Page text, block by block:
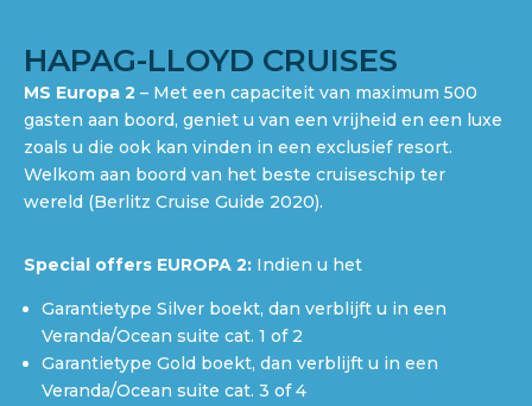
HAPAG-LLOYD CRUISES
MS Europa 2 – Met een capaciteit van maximum 500
gasten aan boord, geniet u van een vrijheid en een luxe
zoals u die ook kan vinden in een exclusief resort.
Welkom aan boord van het beste cruiseschip ter
wereld (Berlitz Cruise Guide 2020).
Special offers EUROPA 2: Indien u het
Garantietype Silver boekt, dan verblijft u in een
Veranda/Ocean suite cat. 1 of 2
Garantietype Gold boekt, dan verblijft u in een
Veranda/Ocean suite cat. 3 of 4